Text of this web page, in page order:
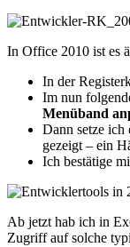
In Office 2010 ist es
In der
Im nun
Menüband
Dann setze ich
gezeigt – ein
Ich bestätige
Ab jetzt hab ich in
Zugriff auf solche